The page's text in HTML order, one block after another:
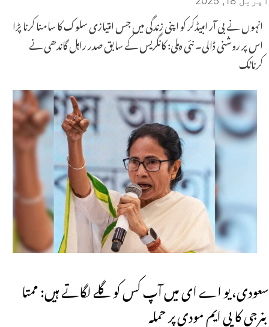
انہوں نے بی آر امبیڈکر کو اپنی زندگی میں جس امتیازی سلوک کا سامنا کرنا پڑا
اس پر روشنی ڈالی۔ نئی دہلی: کانگریس کے سابق صدر راہل گاندھی نے
کرناٹک
سعودی، یو اے ای میں آپ کس کو گلے لگاتے ہیں: ممتا
بنرجی کا پی ایم مودی پر حملہ